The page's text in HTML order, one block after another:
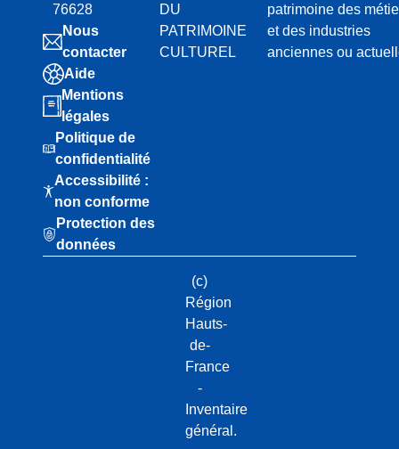
76628
Nous
contacter
Aide
Mentions
légales
Politique de
confidentialité
Accessibilité :
non conforme
Protection des
données
DU
PATRIMOINE
CULTUREL
patrimoine des
et des industries
anciennes ou
(c)
Région
Hauts-
de-
France
-
Inventaire
général.